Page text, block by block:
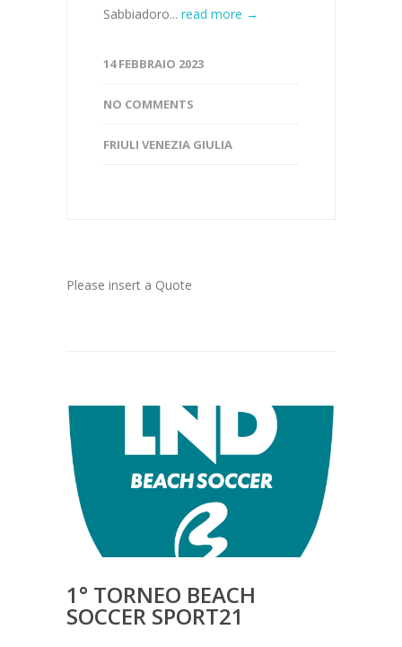
Sabbiadoro... read more →
14 FEBBRAIO 2023
NO COMMENTS
FRIULI VENEZIA GIULIA
Please insert a Quote
1° TORNEO BEACH
SOCCER SPORT21